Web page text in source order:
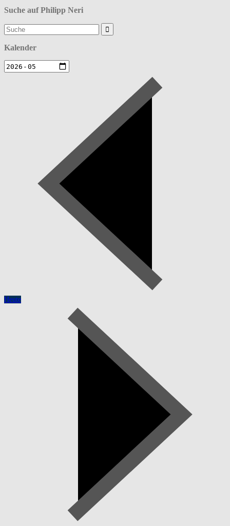
Suche auf Philipp Neri
Suchergebnis
für:
Kalender
Heute